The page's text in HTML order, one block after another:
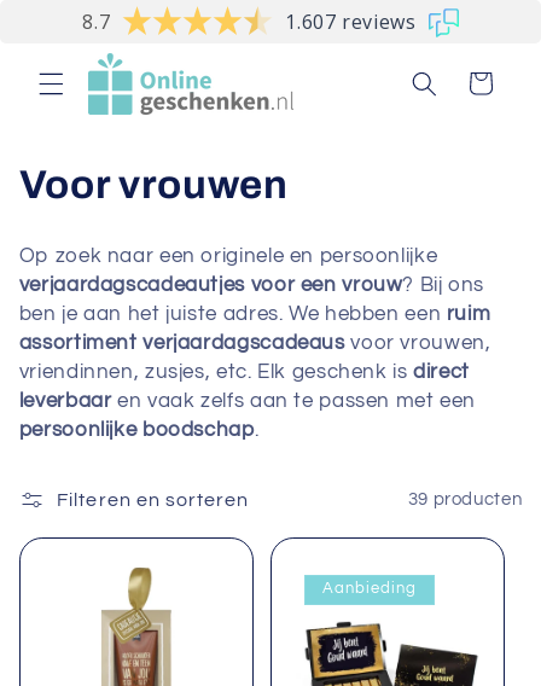
naar de
content
8.7 1.607 reviews
Winkelwagen
C
l
l
e
c
t
i
Voor vrouwen
Op zoek naar een originele en persoonlijke
verjaardagscadeautjes voor een vrouw? Bij ons
ben je aan het juiste adres. We hebben een ruim
assortiment verjaardagscadeausvoor vrouwen,
vriendinnen, zusjes, etc. Elk geschenk isdirect
leverbaaren vaak zelfs aan te passen met een
persoonlijke boodschap.
Filteren en sorteren 39 producten
Aanbieding